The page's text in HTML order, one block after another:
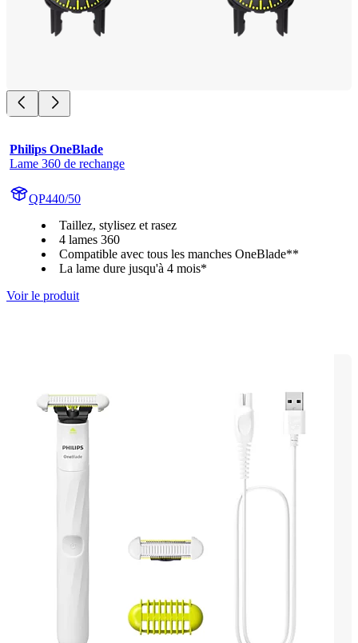
Philips OneBlade
Lame 360 de rechange
QP440/50
Taillez, stylisez et rasez
4 lames 360
Compatible avec tous les manches OneBlade**
La lame dure jusqu'à 4 mois*
Voir le produit